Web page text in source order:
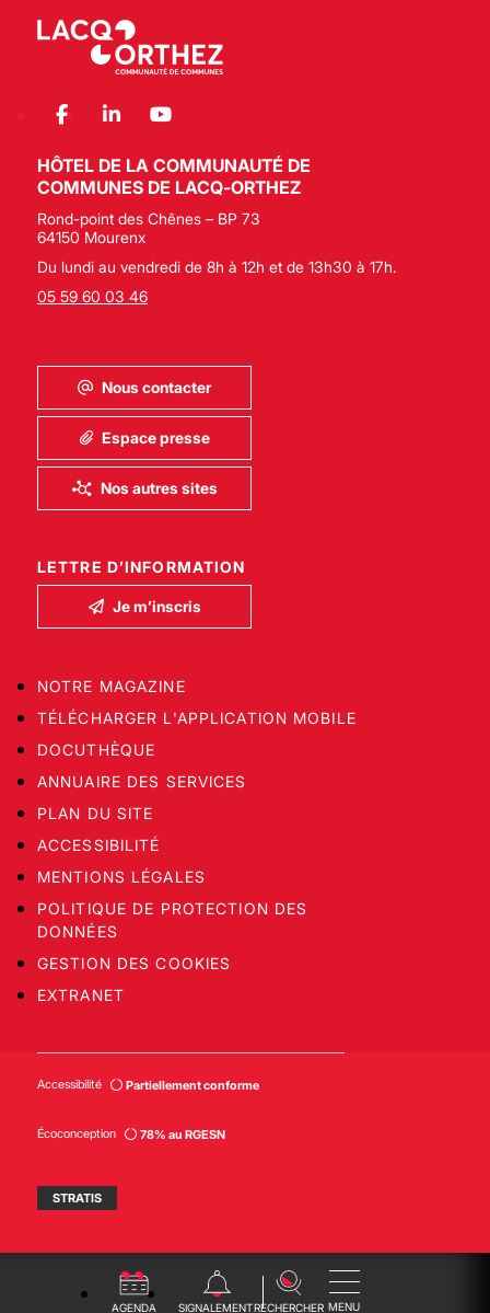
RECHERCHER MENU
AGENDA SIGNALEMENT
HÔTEL DE LA COMMUNAUTÉ DE
COMMUNES DE LACQ-ORTHEZ
Rond-point des Chênes – BP 73
64150 Mourenx
Du lundi au vendredi de 8h à 12h et de 13h30 à 17h.
05 59 60 03 46
Nous contacter
Espace presse
Nos autres sites
LETTRE D’INFORMATION
Je m’inscris
NOTRE MAGAZINE
TÉLÉCHARGER L'APPLICATION MOBILE
DOCUTHÈQUE
ANNUAIRE DES SERVICES
PLAN DU SITE
ACCESSIBILITÉ
MENTIONS LÉGALES
POLITIQUE DE PROTECTION DES
DONNÉES
GESTION DES COOKIES
EXTRANET
Accessibilité Partiellement conforme
Écoconception 78% au RGESN
STRATIS